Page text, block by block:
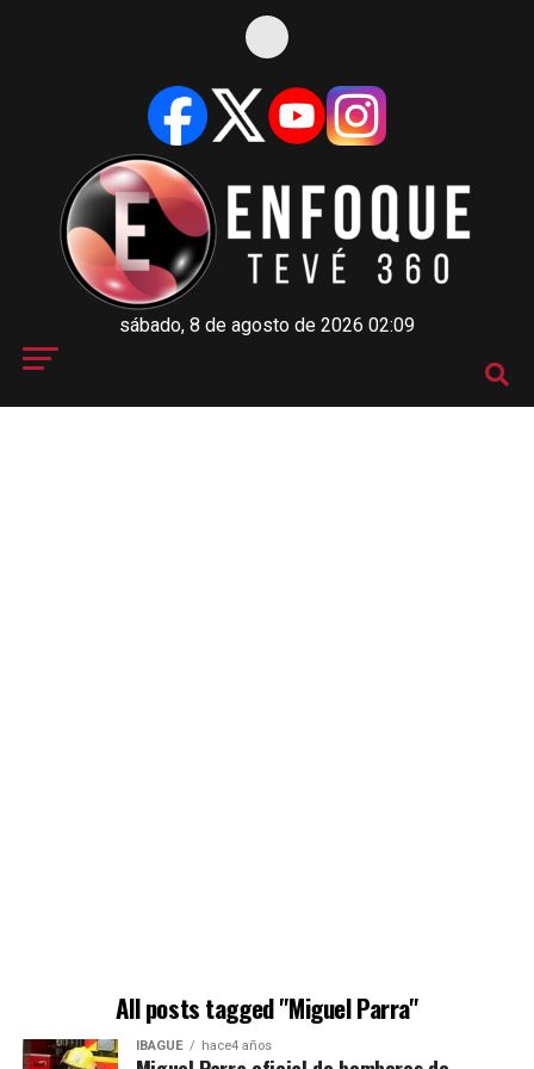
sábado, 8 de agosto de 2026 02:09
All posts tagged "Miguel Parra"
IBAGUÉ hace4 años